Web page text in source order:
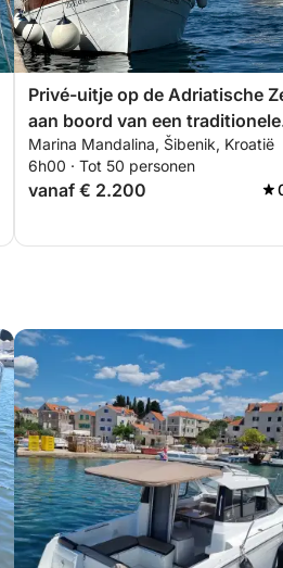
Privé-uitje op de Adriatische
aan boord van een traditionele
houten boot
Marina Mandalina, Šibenik, Kroatië
6h00 · Tot 50 personen
vanaf € 2.200